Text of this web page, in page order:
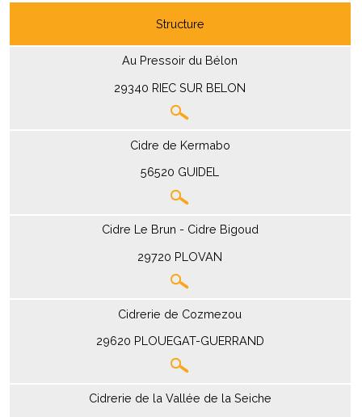
Structure
Au Pressoir du Bélon
29340 RIEC SUR BELON
Cidre de Kermabo
56520 GUIDEL
Cidre Le Brun - Cidre Bigoud
29720 PLOVAN
Cidrerie de Cozmezou
29620 PLOUEGAT-GUERRAND
Cidrerie de la Vallée de la Seiche